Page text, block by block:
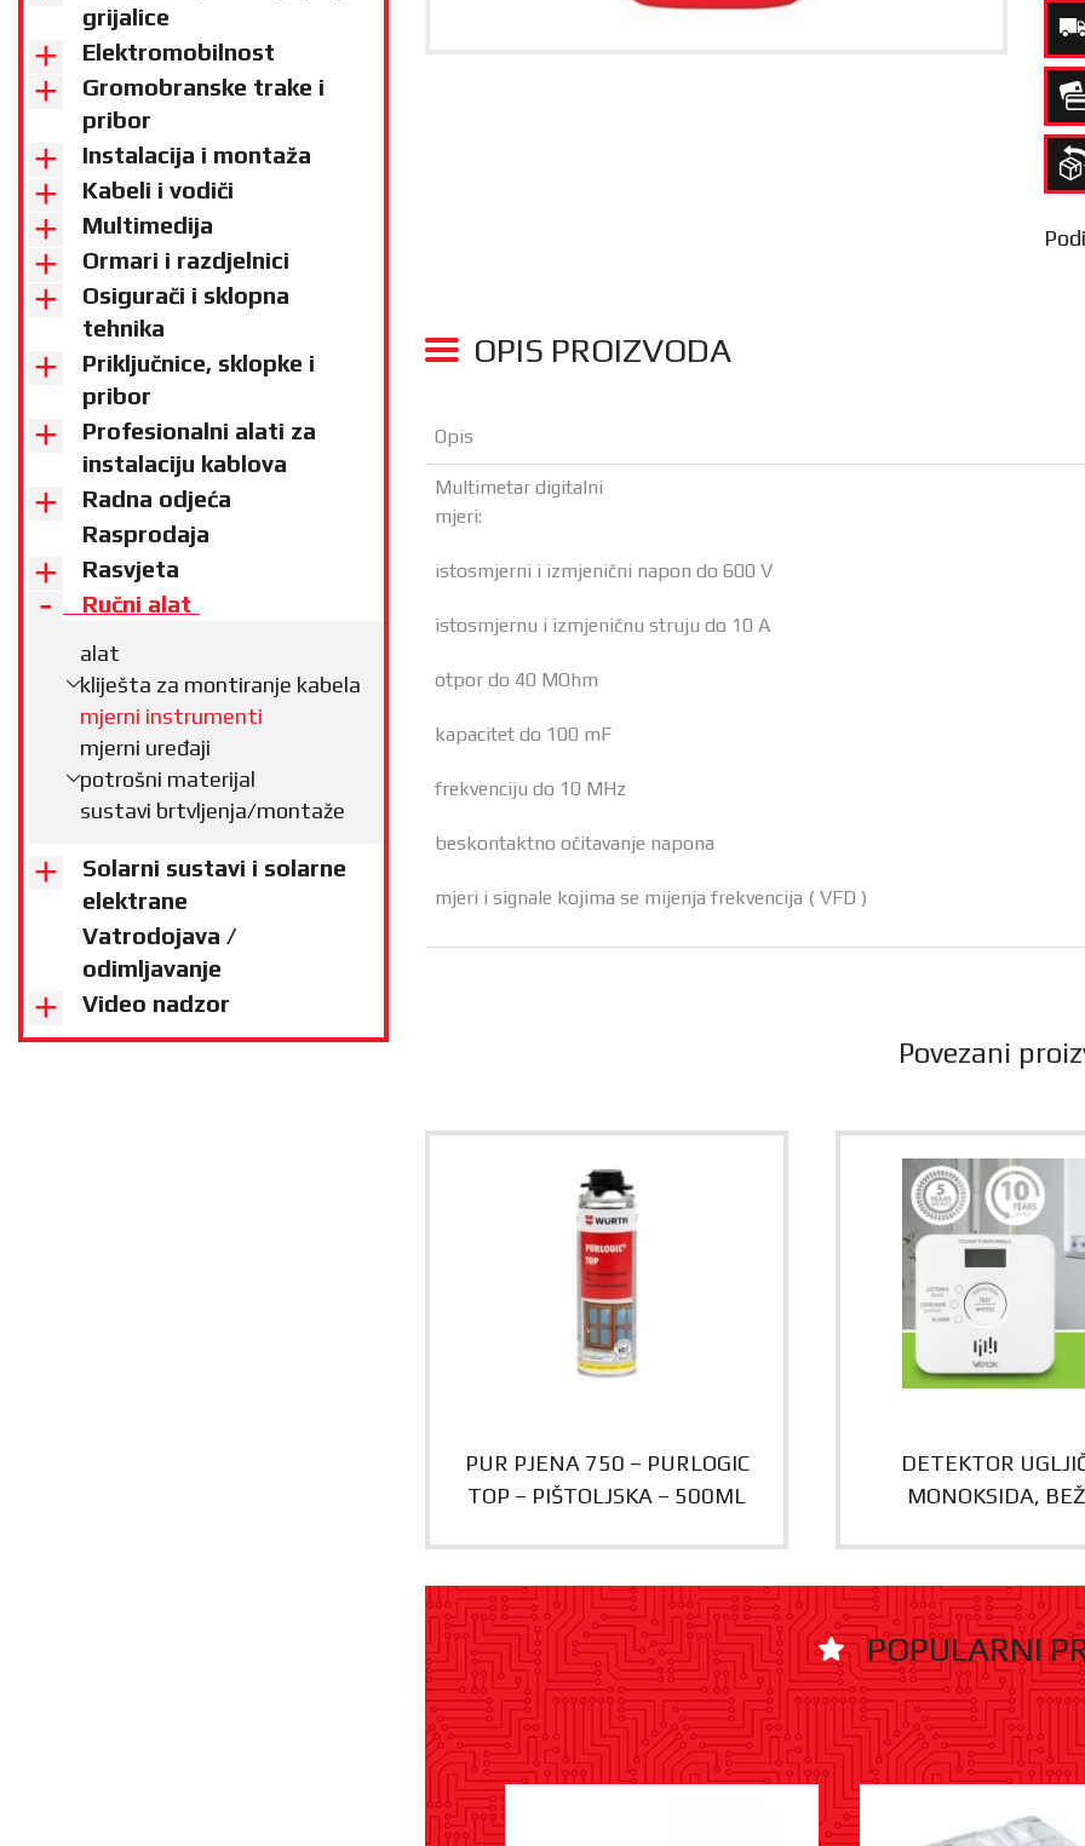
grijalice
Elektromobilnost
Gromobranske trake i
pribor
Instalacija i montaža
Kabeli i vodiči
Multimedija
Ormari i razdjelnici
Osigurači i sklopna
tehnika
Priključnice, sklopke i
pribor
Profesionalni alati za
instalaciju kablova
Radna odjeća
Rasprodaja
Rasvjeta
Ručni alat
alat
kliješta za montiranje kabela
mjerni instrumenti
mjerni uređaji
potrošni materijal
sustavi brtvljenja/montaže
Solarni sustavi i solarne
elektrane
Vatrodojava /
odimljavanje
Video nadzor
OPIS PROIZVODA
Opis
Multimetar digitalni
mjeri:
istosmjerni i izmjenični napon do 600 V
istosmjernu i izmjeničnu struju do 10 A
otpor do 40 MOhm
kapacitet do 100 mF
frekvenciju do 10 MHz
beskontaktno očitavanje napona
mjeri i signale kojima se mijenja frekvencija ( VFD )
Povezani
PUR PJENA 750 – PURLOGIC
TOP – PIŠTOLJSKA – 500ML
DETEKTOR
MONOKSIDA,
POPULARNI